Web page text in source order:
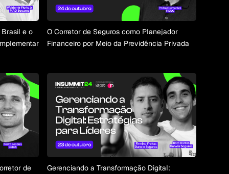
e o
O Corretor de Seguros como Planejador
Financeiro por Meio da Previdência Privada
de
Gerenciando a Transformação Digital: